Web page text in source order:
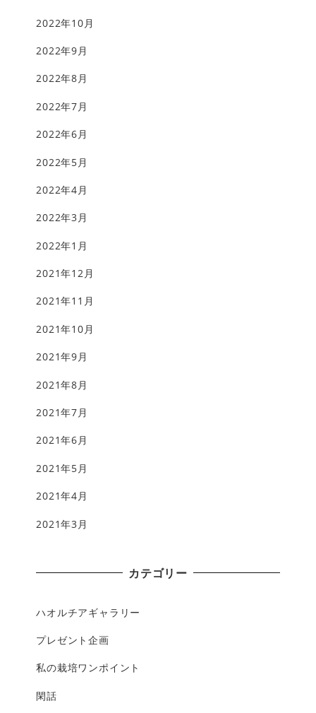
2022年10月
2022年9月
2022年8月
2022年7月
2022年6月
2022年5月
2022年4月
2022年3月
2022年1月
2021年12月
2021年11月
2021年10月
2021年9月
2021年8月
2021年7月
2021年6月
2021年5月
2021年4月
2021年3月
カテゴリー
ハオルチアギャラリー
プレゼント企画
私の栽培ワンポイント
閑話